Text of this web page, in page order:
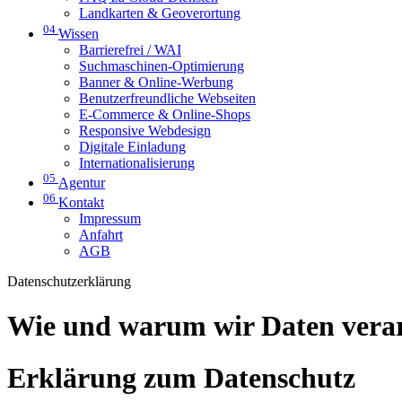
Landkarten & Geoverortung
04 Wissen
Barrierefrei / WAI
Suchmaschinen-Optimierung
Banner & Online-Werbung
Benutzerfreundliche Webseiten
E-Commerce & Online-Shops
Responsive Webdesign
Digitale Einladung
Internationalisierung
05 Agentur
06 Kontakt
Impressum
Anfahrt
AGB
Datenschutzerklärung
Wie und warum wir Daten
Erklärung zum Datenschutz